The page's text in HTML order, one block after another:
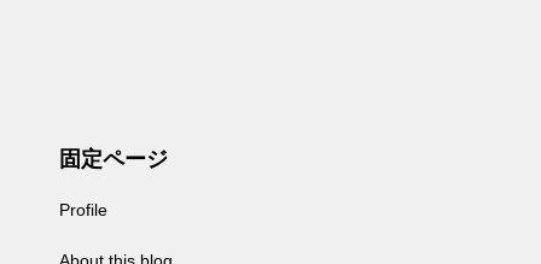
固定ページ
Profile